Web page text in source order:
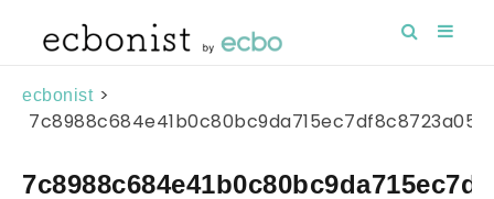
ecbonist >
7c8988c684e41b0c80bc9da715ec7df8c8723a05